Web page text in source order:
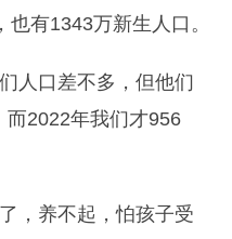
有1343万新生人口。
人口差不多，但他们
而2022年我们才956
，养不起，怕孩子受